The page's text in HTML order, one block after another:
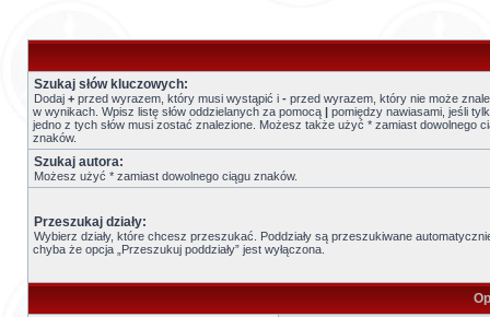
Szukaj słów kluczowych:
Dodaj + przed wyrazem, który musi wystąpić i - przed wyrazem, który nie może
w wynikach. Wpisz listę słów oddzielanych za pomocą | pomiędzy nawiasami, jeśli
jedno z tych słów musi zostać znalezione. Możesz także użyć * zamiast dowolnego
znaków.
Szukaj autora:
Możesz użyć * zamiast dowolnego ciągu znaków.
Przeszukaj działy:
Wybierz działy, które chcesz przeszukać. Poddziały są przeszukiwane
chyba że opcja „Przeszukuj poddziały” jest wyłączona.